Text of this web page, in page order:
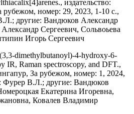
издательство:
номер: 29, 2023, 1-10 с.,
другие: Вандюков Александр
Сергеевич, Сольвоьева
Игорь Сергеевич
dimethylbutanoyl)-4-hydroxy-6-
IR, Raman spectroscopy, and DFT.,
За рубежом, номер: 1, 2024,
Фурер В.Л.; другие: Вандюков
Екатерина Игоревна,
Ковалев Владимир